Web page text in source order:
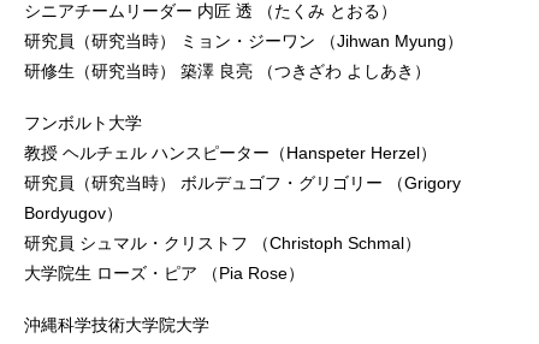
シニアチームリーダー 内匠 透 （たくみ とおる）
研究員（研究当時） ミョン・ジーワン （Jihwan Myung）
研修生（研究当時） 築澤 良亮 （つきざわ よしあき）
フンボルト大学
教授 ヘルチェル ハンスピーター（Hanspeter Herzel）
研究員（研究当時） ボルデュゴフ・グリゴリー （Grigory
Bordyugov）
研究員 シュマル・クリストフ （Christoph Schmal）
大学院生 ローズ・ピア （Pia Rose）
沖縄科学技術大学院大学